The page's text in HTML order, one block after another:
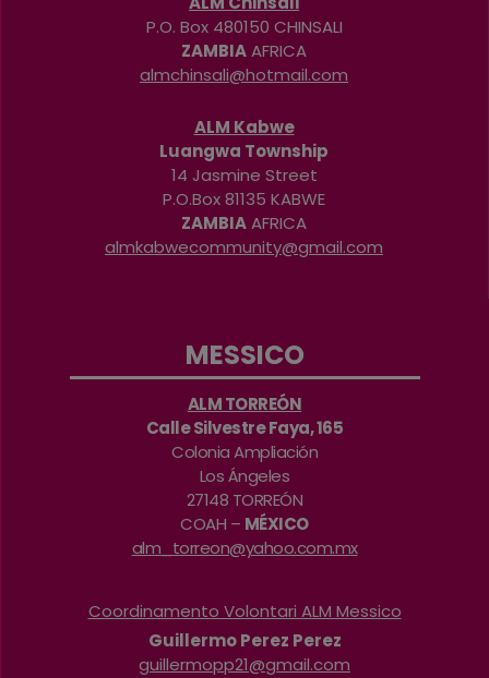
P.O. Box 480150 CHINSALI
ZAMBIAAFRICA
almchinsali@hotmail.com
ALM Kabwe
Luangwa Township
14 Jasmine Street
P.O.Box 81135 KABWE
ZAMBIAAFRICA
almkabwecommunity@gmail.com
MESSICO
ALM TORREÓN
Calle Silvestre Faya, 165
Colonia Ampliación
Los Ángeles
27148 TORREÓN
COAH – MÉXICO
alm_torreon@yahoo.com.mx
Coordinamento Volontari ALM Messico
Guillermo Perez Perez
guillermopp21@gmail.com